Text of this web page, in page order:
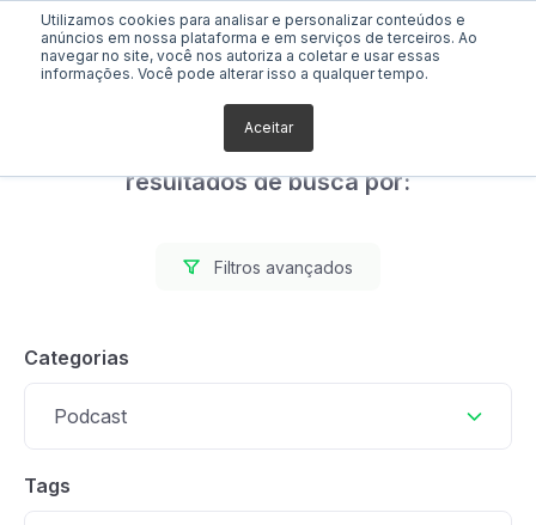
Utilizamos cookies para analisar e personalizar conteúdos e
anúncios em nossa plataforma e em serviços de terceiros. Ao
navegar no site, você nos autoriza a coletar e usar essas
informações. Você pode alterar isso a qualquer tempo.
Aceitar
Foram encontrados 2
resultados de busca por:
Filtros avançados
Categorias
Podcast
Tags